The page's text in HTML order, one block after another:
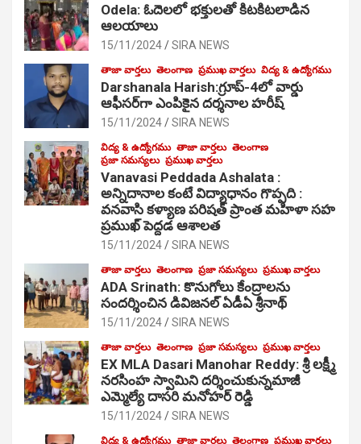
Odela: ఓదెల‌లో భక్తులతో కిటకిటలాడిన
ఆల‌యాలు
15/11/2024 SIRA NEWS
తాజా వార్తలు తెలంగాణ ప్రముఖ వార్తలు విద్య & ఉద్యోగము
Darshanala Harish:గ్రూప్-4లో వార్డు
ఆఫీసర్‌గా ఎంపికైన దర్శనాల హరీష్
15/11/2024 SIRA NEWS
విద్య & ఉద్యోగము తాజా వార్తలు తెలంగాణ
ప్రజా సమస్యలు ప్రముఖ వార్తలు
Vanavasi Peddada Ashalata :
అన్నిదానాల కంటే విద్యాధానం గొప్పది :
వనవాసి కళ్యాణ పరిషత్ ప్రాంత మహిళా సహ
ప్రముఖ్ పెద్దడ ఆశాలత
15/11/2024 SIRA NEWS
తాజా వార్తలు తెలంగాణ ప్రజా సమస్యలు ప్రముఖ వార్తలు
ADA Srinath: కొనుగోలు కేంద్రాల‌ను
సంద‌ర్శించిన డివిజనల్ ఏడీఏ శ్రీనాథ్
15/11/2024 SIRA NEWS
తాజా వార్తలు తెలంగాణ ప్రజా సమస్యలు ప్రముఖ వార్తలు
EX MLA Dasari Manohar Reddy: శ్రీ లక్ష్మీ
నరసింహ స్వామిని దర్శించుకున్నమాజీ
ఎమ్మెల్యే దాసరి మనోహర్ రెడ్డి
15/11/2024 SIRA NEWS
విద్య & ఉద్యోగము తాజా వార్తలు తెలంగాణ ప్రముఖ వార్తలు